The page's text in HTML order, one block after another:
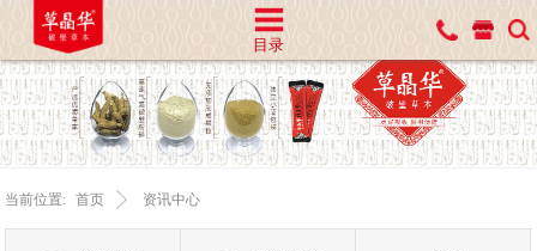
目录
当前位置: 首页 资讯中心